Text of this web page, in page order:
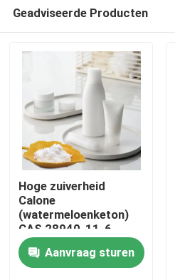
Thuis
Producten
Video's
Geadviseerde Producten
Hoge zuiverheid
Calone
(watermeloenketon)
CAS 28940-11-6
Marine Geur Ingrediënt
Synthetische
aquatische nota voor
Aanvraag sturen